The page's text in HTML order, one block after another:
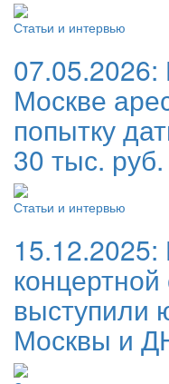
Статьи и интервью
07.05.2026:
Москве
попытку
30 тыс. руб.
Статьи и интервью
15.12.2025:
выступили
Москвы и